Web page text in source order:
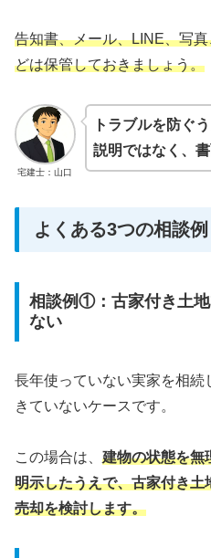
告知書、メール、LINE、写
どは保管しておきましょう。
宅建士：山口
トラブルを防ぐ
説明ではなく、
よくある3つの相談例
相談例①：古家付き土
ない
長年使っていない実家を相
きていないケースです。
この場合は、 建物の状態を無
明示したうえで、古家付き
売却を検討します。